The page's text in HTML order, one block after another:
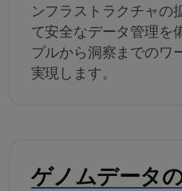
ンフラストラクチャの
て安全なデータ管理を
プルから洞察までのワ
実現します。
ゲノムデータ